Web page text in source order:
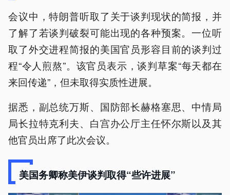
会议中，特朗普听取了关于谈判现状的简报，并
了解了若谈判破裂可能出现的各种预案。一位听
取了外交进程简报的美国官员形容目前的谈判过
程“令人煎熬”。该官员表示，谈判草案“每天都在
来回传递”，但未取得实质性进展。
据悉，副总统万斯、国防部长赫格塞思、中情局
局长拉特克利夫、白宫办公厅主任怀尔斯以及其
他官员出席了此次会议。
美国务卿称美伊谈判取得“些许进展”